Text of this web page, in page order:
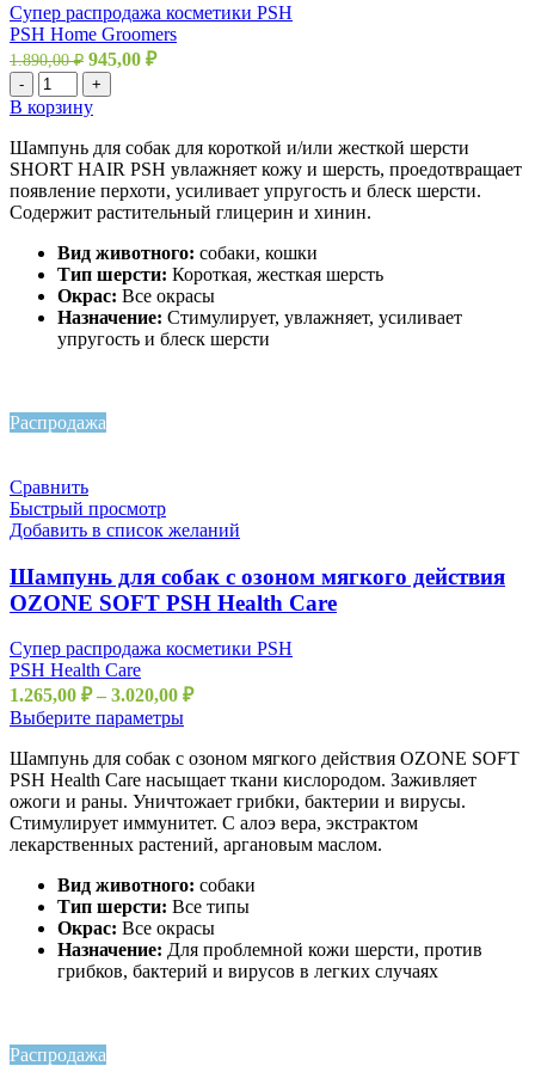
Супер распродажа косметики PSH
PSH Home Groomers
1.890,00₽ 945,00 ₽
- +
В корзину
Шампунь для собак для короткой и/или жесткой шерсти
SHORT HAIR PSH увлажняет кожу и шерсть, проедотвращает
появление перхоти, усиливает упругость и блеск шерсти.
Содержит растительный глицерин и хинин.
Вид животного: собаки, кошки
Тип шерсти: Короткая, жесткая шерсть
Окрас: Все окрасы
Назначение: Стимулирует, увлажняет, усиливает
упругость и блеск шерсти
Распродажа
Сравнить
Быстрый просмотр
Добавить в список желаний
Шампунь для собак с озоном мягкого действия
OZONE SOFT PSH Health Care
Супер распродажа косметики PSH
PSH Health Care
1.265,00 ₽ – 3.020,00 ₽
Выберите параметры
Шампунь для собак с озоном мягкого действия OZONE SOFT
PSH Health Care насыщает ткани кислородом. Заживляет
ожоги и раны. Уничтожает грибки, бактерии и вирусы.
Стимулирует иммунитет. С алоэ вера, экстрактом
лекарственных растений, аргановым маслом.
Вид животного: собаки
Тип шерсти: Все типы
Окрас: Все окрасы
Назначение: Для проблемной кожи шерсти, против
грибков, бактерий и вирусов в легких случаях
Распродажа